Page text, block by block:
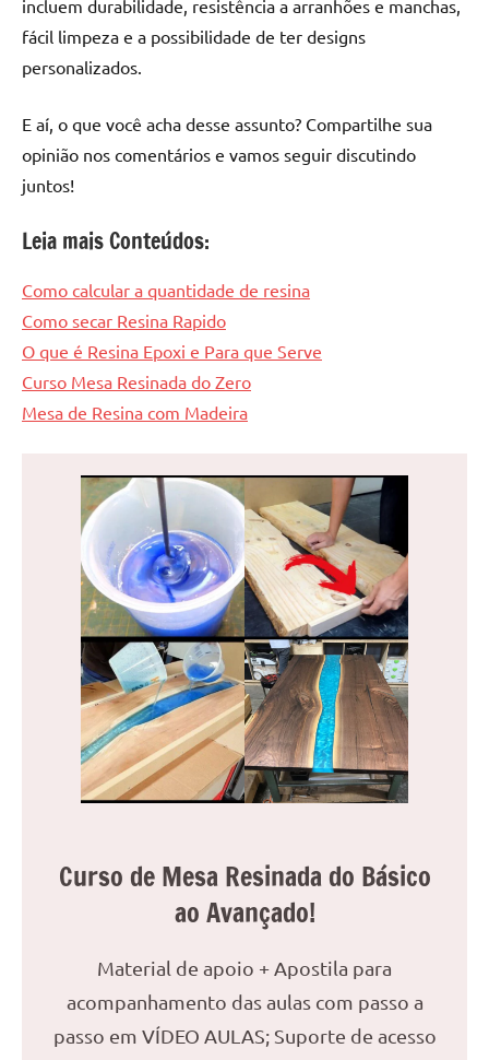
incluem durabilidade, resistência a arranhões e manchas,
fácil limpeza e a possibilidade de ter designs
personalizados.
E aí, o que você acha desse assunto? Compartilhe sua
opinião nos comentários e vamos seguir discutindo
juntos!
Leia mais Conteúdos:
Como calcular a quantidade de resina
Como secar Resina Rapido
O que é Resina Epoxi e Para que Serve
Curso Mesa Resinada do Zero
Mesa de Resina com Madeira
Curso de Mesa Resinada do Básico
ao Avançado!
Material de apoio + Apostila para
acompanhamento das aulas com passo a
passo em VÍDEO AULAS; Suporte de acesso